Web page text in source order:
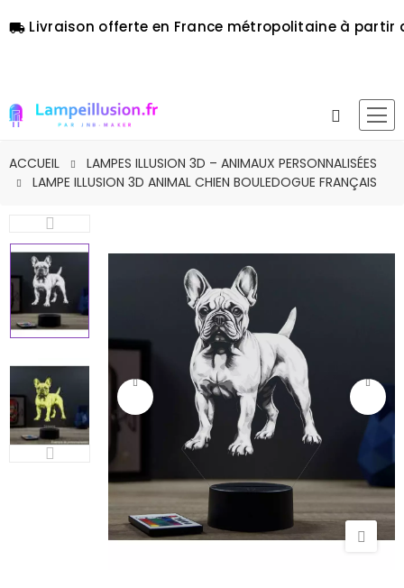
local_shipping Livraison offerte en France métropolitaine à partir
ACCUEIL
LAMPES ILLUSION 3D – ANIMAUX PERSONNALISÉES
LAMPE ILLUSION 3D ANIMAL CHIEN BOULEDOGUE FRANÇAIS